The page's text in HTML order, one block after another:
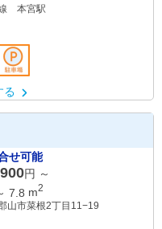
本宮駅
る
せ可能
円 ～
7.8 m2
山市菜根2丁目11−19